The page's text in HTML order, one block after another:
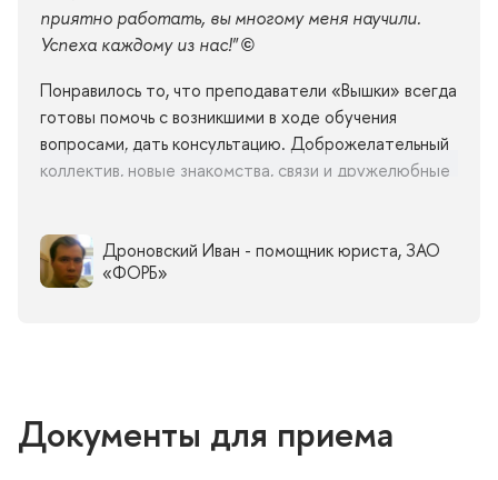
приятно работать, вы многому меня научили.
Успеха каждому из нас!"©
Понравилось то, что преподаватели «Вышки» всегда
отовы помочь с возникшими в ходе обучения
опросами, дать консультацию. Доброжелательный
коллектив, новые знакомства, связи и дружелюбные
получить новые знания, навыки и профессиональный
рост в деле освоения экономических аспекто
экономики недвижимости по программе
« Экономика и управление недвижимостью
Дроновский Иван - помощник юриста, ЗАО
«ФОРБ»
Документы для приема